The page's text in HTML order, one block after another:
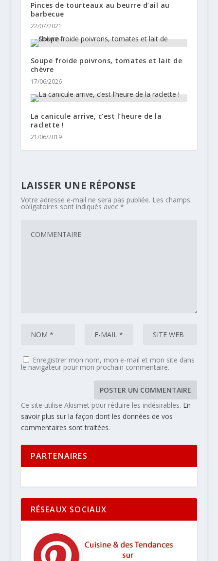
Pinces de tourteaux au beurre d’ail au
barbecue
22/07/2021
Soupe froide poivrons, tomates et lait de
chèvre
17/06/2026
La canicule arrive, c’est l’heure de la
raclette !
21/06/2019
LAISSER UNE RÉPONSE
Votre adresse e-mail ne sera pas publiée. Les champs
obligatoires sont indiqués avec *
Enregistrer mon nom, mon e-mail et mon site dans
le navigateur pour mon prochain commentaire.
Ce site utilise Akismet pour réduire les indésirables. En
savoir plus sur la façon dont les données de vos
commentaires sont traitées.
PARTENAIRES
RÉSEAUX SOCIAUX